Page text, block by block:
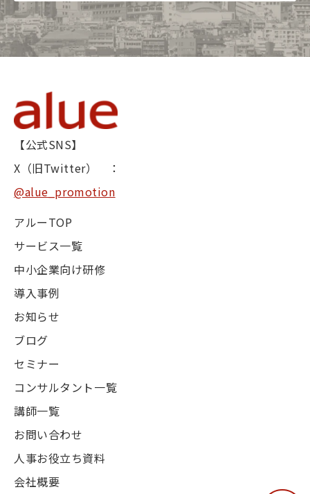
【公式SNS】
X（旧Twitter） ：
@alue_promotion
アルーTOP
サービス一覧
中小企業向け研修
導入事例
お知らせ
ブログ
セミナー
コンサルタント一覧
講師一覧
お問い合わせ
人事お役立ち資料
会社概要